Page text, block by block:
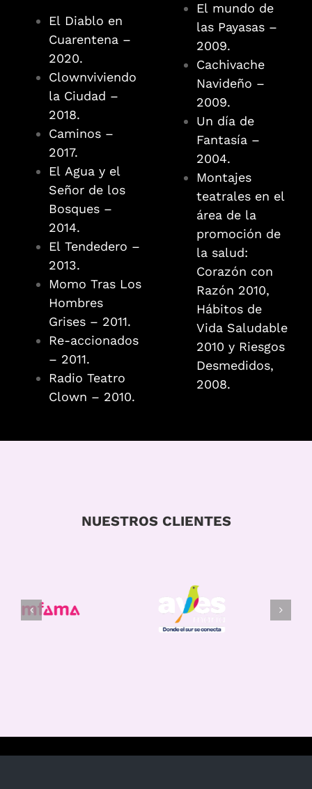
El Diablo en
Cuarentena –
2020.
Clownviviendo
la Ciudad –
2018.
Caminos –
2017.
El Agua y el
Señor de los
Bosques –
2014.
El Tendedero –
2013.
Momo Tras Los
Hombres
Grises – 2011.
Re-accionados
– 2011.
Radio Teatro
Clown – 2010.
El mundo de
las Payasas –
2009.
Cachivache
Navideño –
2009.
Un día de
Fantasía –
2004.
Montajes
teatrales en el
área de la
promoción de
la salud:
Corazón con
Razón 2010,
Hábitos de
Vida Saludable
2010 y Riesgos
Desmedidos,
2008.
NUESTROS CLIENTES